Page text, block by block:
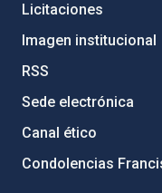
Licitaciones
Imagen institucional
RSS
Sede electrónica
Canal ético
Condolencias